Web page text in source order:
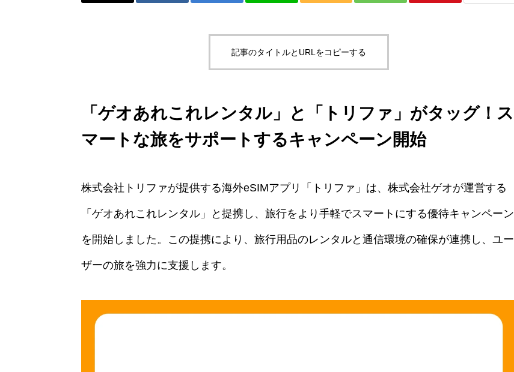
記事のタイトルとURLをコピーする
「ゲオあれこれレンタル」と「トリファ」がタッグ！ス
マートな旅をサポートするキャンペーン開始
株式会社トリファが提供する海外eSIMアプリ「トリファ」は、株式会社ゲオが運営する
「ゲオあれこれレンタル」と提携し、旅行をより手軽でスマートにする優待キャンペーン
を開始しました。この提携により、旅行用品のレンタルと通信環境の確保が連携し、ユー
ザーの旅を強力に支援します。